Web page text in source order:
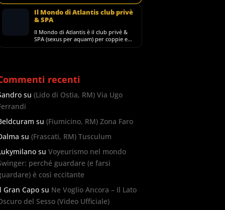
Il Mondo di Atlantis club privè
& SPA
Il Mondo di Atlantis è il club privè &
SPA (sexus per aquam) per coppie e
singoli più grande d'Italia, noto in tutto
recenti
su (Lido di Ostia, RM) Via Ugo
su (Fiumicino, RM) Zona Faro
su (Frascati, RM) Tusculum
su Voyeurismo nel mondo
perché guardare (e farsi
è così eccitante
Gran Caposu Ne Voglio Ancora – Il Lato
del Sesso (Video Ufficiale)